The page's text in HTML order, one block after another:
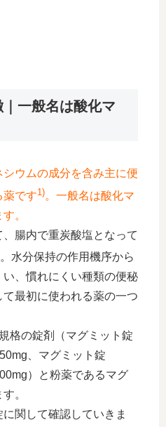
一般名は酸化マ
ウムの成分を含み主に便
薬です1)。一般名は酸化マ
。
腸内で重炭酸塩となって
。水分保持の作用機序から
、慣れにくい種類の便秘
最初に使われる薬の一つ
格の錠剤（マグミット錠
、マグミット錠
）と粉薬であるマグ
。
関して確認していきま